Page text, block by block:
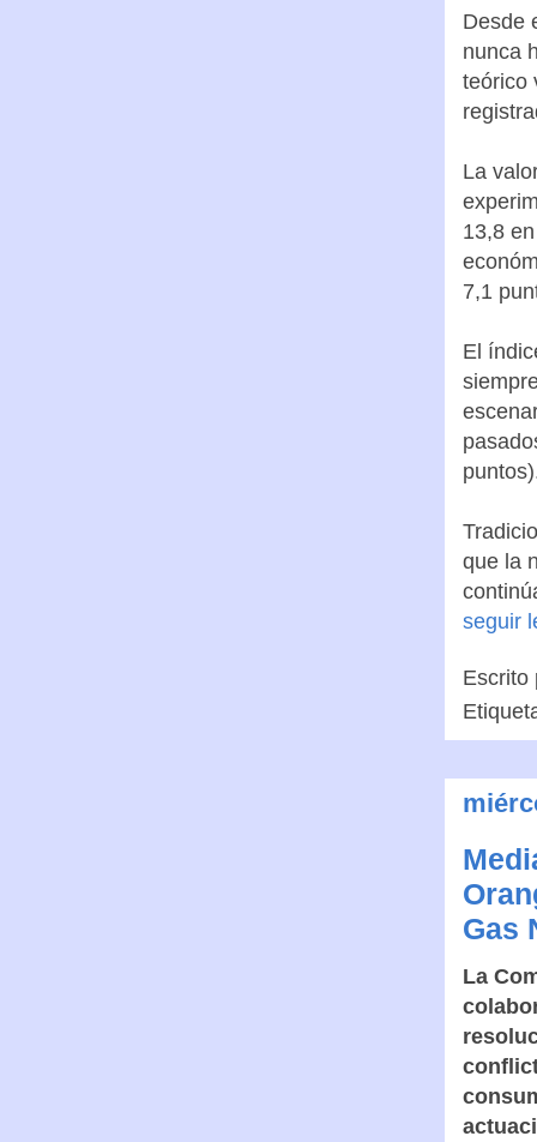
Desde
nunca
teórico
La
13,8
7,1
El
que la
seguir
Gas
La